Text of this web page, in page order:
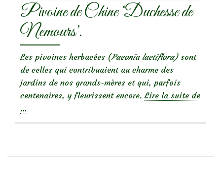
Pivoine de Chine ‘Duchesse de
Nemours’.
Les pivoines herbacées (Paeonia lactiflora) sont
de celles qui contribuaient au charme des
jardins de nos grands-mères et qui, parfois
centenaires, y fleurissent encore. Lire la suite de
Chine
…